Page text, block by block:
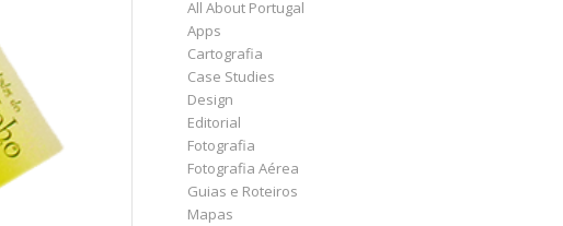
All About Portugal
Apps
Cartografia
Case Studies
Design
Editorial
Fotografia
Fotografia Aérea
Guias e Roteiros
Mapas